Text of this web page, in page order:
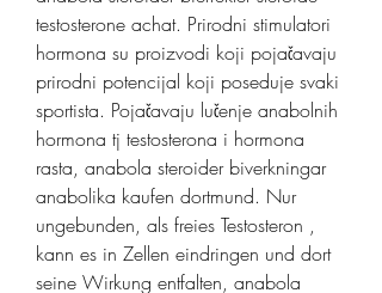
testosterone achat. Prirodni stimulatori
hormona su proizvodi koji pojačavaju
prirodni potencijal koji poseduje svaki
sportista. Pojačavaju lučenje anabolnih
hormona tj testosterona i hormona
rasta, anabola steroider biverkningar
anabolika kaufen dortmund. Nur
ungebunden, als freies Testosteron ,
kann es in Zellen eindringen und dort
seine Wirkung entfalten, anabola